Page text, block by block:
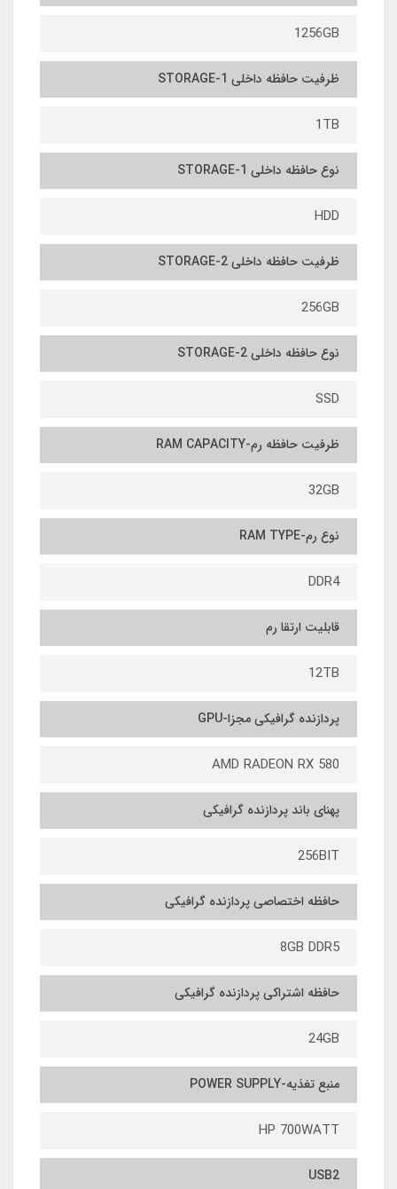
1256GB
ظرفیت حافظه داخلی 1-STORAGE
1TB
نوع حافظه داخلی 1-STORAGE
HDD
ظرفیت حافظه داخلی 2-STORAGE
256GB
نوع حافظه داخلی 2-STORAGE
SSD
ظرفیت حافظه رم-RAM CAPACITY
32GB
نوع رم-RAM TYPE
DDR4
قابلیت ارتقا رم
12TB
پردازنده گرافیکی مجزا-GPU
AMD RADEON RX 580
پهنای باند پردازنده گرافیکی
256BIT
حافظه اختصاصی پردازنده گرافیکی
8GB DDR5
حافظه اشتراکی پردازنده گرافیکی
24GB
منبع تغذیه-POWER SUPPLY
HP 700WATT
USB2